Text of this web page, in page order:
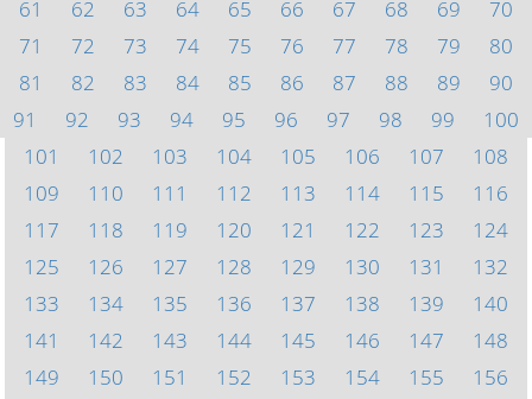
61
62 63 64 65 66 67 68 69
70
71
72 73 74 75 76 77 78 79
80
81
82 83 84 85 86 87 88 89
90
91
92 93 94 95 96 97 98 99
100
101
102 103 104 105 106 107
108
109
110 111 112 113 114 115
116
117
118 119 120 121 122 123
124
125
126 127 128 129 130 131
132
133
134 135 136 137 138 139
140
141
142 143 144 145 146 147
148
149
150 151 152 153 154 155
156